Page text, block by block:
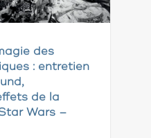
des
: entretien
de la
Wars –